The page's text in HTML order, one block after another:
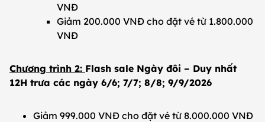
VNĐ
Giảm 200.000 VNĐ cho đặt vé từ 1.800.000
VNĐ
Chương trình 2: Flash sale Ngày đôi – Duy nhất
12H trưa các ngày 6/6; 7/7; 8/8; 9/9/2026
Giảm 999.000 VNĐ cho đặt vé từ 8.000.000 VNĐ